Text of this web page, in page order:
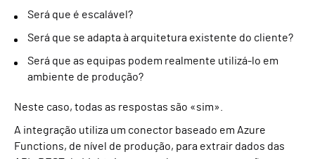
Será que é escalável?
Será que se adapta à arquitetura existente do cliente?
Será que as equipas podem realmente utilizá-lo em
ambiente de produção?
Neste caso, todas as respostas são «sim».
A integração utiliza um conector baseado em Azure
Functions, de nível de produção, para extrair dados das